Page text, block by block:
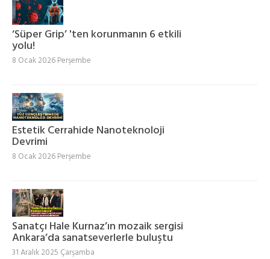
‘Süper Grip’ 'ten korunmanın 6 etkili
yolu!
8 Ocak 2026 Perşembe
Estetik Cerrahide Nanoteknoloji
Devrimi
8 Ocak 2026 Perşembe
Sanatçı Hale Kurnaz’ın mozaik sergisi
Ankara’da sanatseverlerle buluştu
31 Aralık 2025 Çarşamba